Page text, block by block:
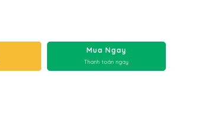
Mua Ngay
Thanh toán ngay